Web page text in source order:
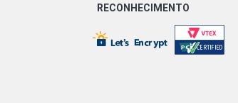
RECONHECIMENTO